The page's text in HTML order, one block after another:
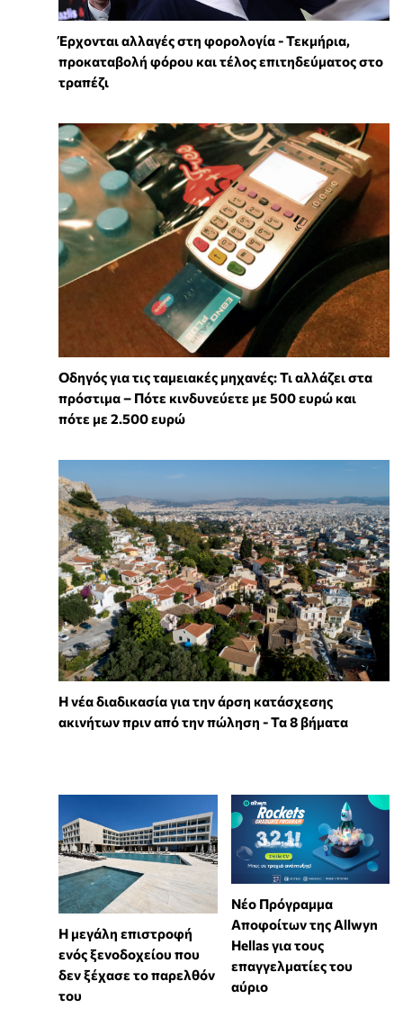
Έρχονται αλλαγές στη φορολογία - Τεκμήρια,
προκαταβολή φόρου και τέλος επιτηδεύματος στο
τραπέζι
Οδηγός για τις ταμειακές μηχανές: Τι αλλάζει στα
πρόστιμα – Πότε κινδυνεύετε με 500 ευρώ και
πότε με 2.500 ευρώ
Η νέα διαδικασία για την άρση κατάσχεσης
ακινήτων πριν από την πώληση - Τα 8 βήματα
Η μεγάλη επιστροφή
ενός ξενοδοχείου που
δεν ξέχασε το παρελθόν
του
Νέο Πρόγραμμα
Αποφοίτων της Allwyn
Hellas για τους
επαγγελματίες του
αύριο